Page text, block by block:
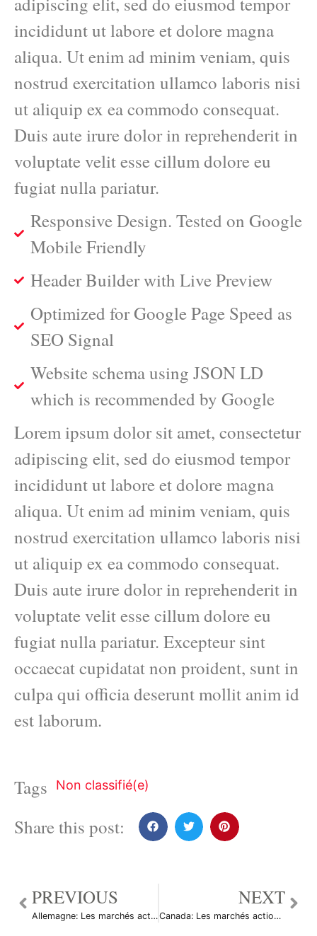
incididunt ut labore et dolore magna
aliqua. Ut enim ad minim veniam, quis
nostrud exercitation ullamco laboris nisi
ut aliquip ex ea commodo consequat.
Duis aute irure dolor in reprehenderit in
voluptate velit esse cillum dolore eu
fugiat nulla pariatur.
Responsive Design. Tested on Google
Mobile Friendly
Header Builder with Live Preview
Optimized for Google Page Speed as
SEO Signal
Website schema using JSON LD
which is recommended by Google
Lorem ipsum dolor sit amet, consectetur
adipiscing elit, sed do eiusmod tempor
incididunt ut labore et dolore magna
aliqua. Ut enim ad minim veniam, quis
nostrud exercitation ullamco laboris nisi
ut aliquip ex ea commodo consequat.
Duis aute irure dolor in reprehenderit in
voluptate velit esse cillum dolore eu
fugiat nulla pariatur. Excepteur sint
occaecat cupidatat non proident, sunt in
culpa qui officia deserunt mollit anim id
est laborum.
Tags Non classifié(e)
Share this post:
PREVIOUS
Allemagne: Les marchés actions finissent en hausse; l’indice DAX gagne 0,18%
NEXT
Canada: Les marchés actions finissent en hausse; l’indice S&P/TSX gagne 0,52%